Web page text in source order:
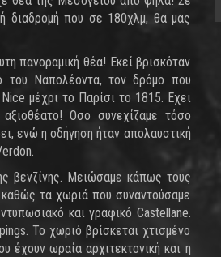
διαδρομή που σε 180χλμ, θα μας
πανοραμική θέα! Εκεί βρισκόταν
του Ναπολέοντα, τον δρόμο που
μέχρι το Παρίσι το 1815. Εχει
Οσο συνεχίζαμε τόσο
ενώ η οδήγηση ήταν απολαυστική
βενζίνης. Μειώσαμε κάπως τους
καθώς τα χωριά που συναντούσαμε
και γραφικό Castellane.
Το χωριό βρίσκεται χτισμένο
έχουν ωραία αρχιτεκτονική και η